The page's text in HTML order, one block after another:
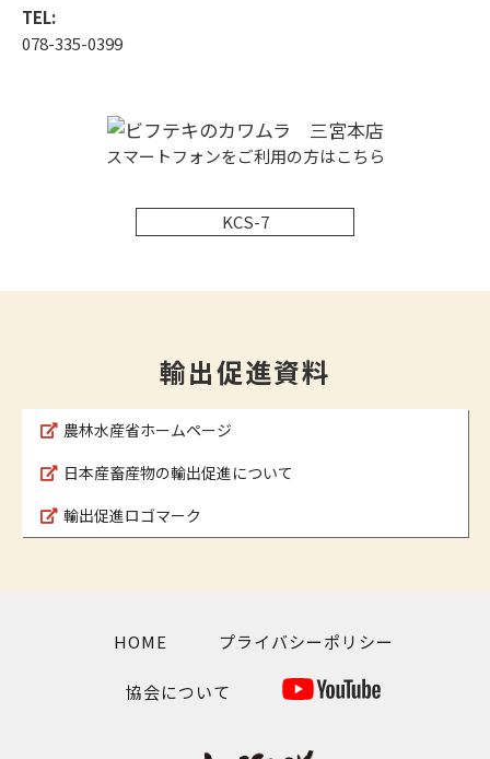
TEL:
078-335-0399
スマートフォンをご利用の方はこちら
KCS-7
輸出促進資料
農林水産省ホームページ
日本産畜産物の輸出促進について
輸出促進ロゴマーク
HOME プライバシーポリシー
協会について